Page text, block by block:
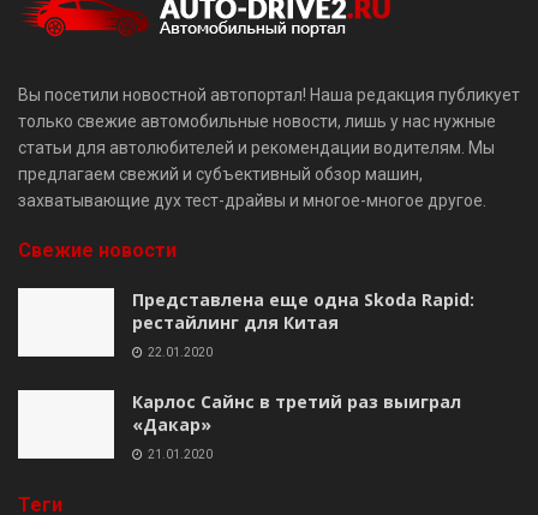
Вы посетили новостной автопортал! Наша редакция публикует
только свежие автомобильные новости, лишь у нас нужные
статьи для автолюбителей и рекомендации водителям. Мы
предлагаем свежий и субъективный обзор машин,
захватывающие дух тест-драйвы и многое-многое другое.
Свежие новости
Представлена еще одна Skoda Rapid:
рестайлинг для Китая
22.01.2020
Карлос Сайнс в третий раз выиграл
«Дакар»
21.01.2020
Теги